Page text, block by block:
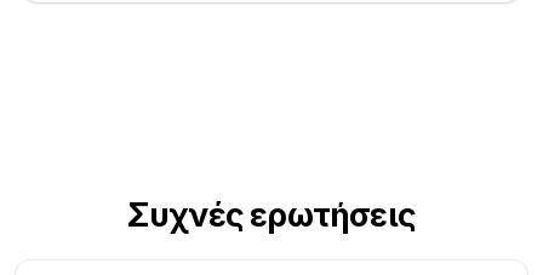
Συχνές ερωτήσεις